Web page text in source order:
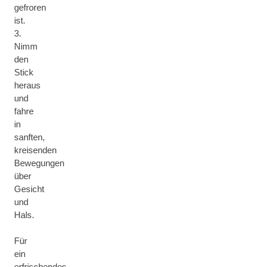
gefroren
ist.
3.
Nimm
den
Stick
heraus
und
fahre
in
sanften,
kreisenden
Bewegungen
über
Gesicht
und
Hals.
Für
ein